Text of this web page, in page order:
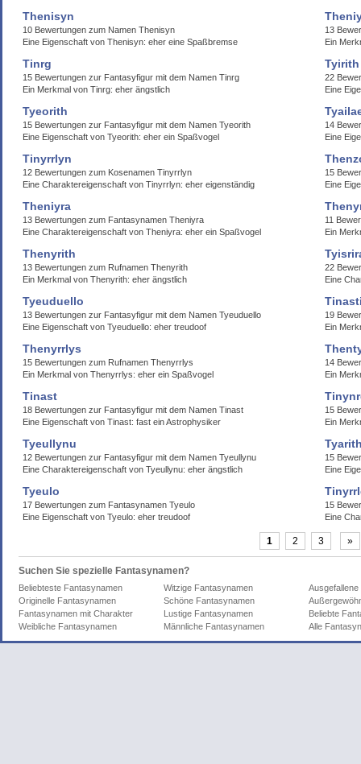
Thenisyn
10 Bewertungen zum Namen Thenisyn
Eine Eigenschaft von Thenisyn: eher eine Spaßbremse
13
Ein
Tinrg
15 Bewertungen zur Fantasyfigur mit dem Namen Tinrg
Ein Merkmal von Tinrg: eher ängstlich
Tyirith
22
Eine
Tyeorith
15 Bewertungen zur Fantasyfigur mit dem Namen Tyeorith
Eine Eigenschaft von Tyeorith: eher ein Spaßvogel
14
Eine
Tinyrrlyn
12 Bewertungen zum Kosenamen Tinyrrlyn
Eine Charaktereigenschaft von Tinyrrlyn: eher eigenständig
15
Eine
Theniyra
13 Bewertungen zum Fantasynamen Theniyra
Eine Charaktereigenschaft von Theniyra: eher ein Spaßvogel
11
Ein
Thenyrith
13 Bewertungen zum Rufnamen Thenyrith
Ein Merkmal von Thenyrith: eher ängstlich
22
Eine
Tyeuduello
13 Bewertungen zur Fantasyfigur mit dem Namen Tyeuduello
Eine Eigenschaft von Tyeuduello: eher treudoof
19
Ein
Thenyrrlys
15 Bewertungen zum Rufnamen Thenyrrlys
Ein Merkmal von Thenyrrlys: eher ein Spaßvogel
14
Ein
Tinast
18 Bewertungen zur Fantasyfigur mit dem Namen Tinast
Eine Eigenschaft von Tinast: fast ein Astrophysiker
15
Ein
Tyeullynu
12 Bewertungen zur Fantasyfigur mit dem Namen Tyeullynu
Eine Charaktereigenschaft von Tyeullynu: eher ängstlich
15
Eine
Tyeulo
17 Bewertungen zum Fantasynamen Tyeulo
Eine Eigenschaft von Tyeulo: eher treudoof
15
Eine
1 2 3 »
Suchen Sie spezielle Fantasynamen?
Beliebteste Fantasynamen Witzige Fantasynamen
Originelle Fantasynamen
Schöne Fantasynamen
Fantasynamen mit Charakter
Lustige Fantasynamen
Beliebte
Weibliche Fantasynamen
Männliche Fantasynamen Alle